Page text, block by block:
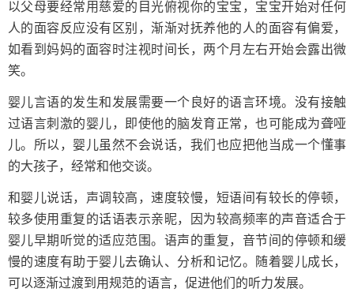
以父母要经常用慈爱的目光俯视你的宝宝，宝宝开始对任何
人的面容反应没有区别，渐渐对抚养他的人的面容有偏爱，
如看到妈妈的面容时注视时间长，两个月左右开始会露出微
笑。
婴儿言语的发生和发展需要一个良好的语言环境。没有接触
过语言刺激的婴儿，即使他的脑发育正常，也可能成为聋哑
儿。所以，婴儿虽然不会说话，我们也应把他当成一个懂事
的大孩子，经常和他交谈。
和婴儿说话，声调较高，速度较慢，短语间有较长的停顿，
较多使用重复的话语表示亲昵，因为较高频率的声音适合于
婴儿早期听觉的适应范围。语声的重复，音节间的停顿和缓
慢的速度有助于婴儿去确认、分析和记忆。随着婴儿成长，
可以逐渐过渡到用规范的语言，促进他们的听力发展。